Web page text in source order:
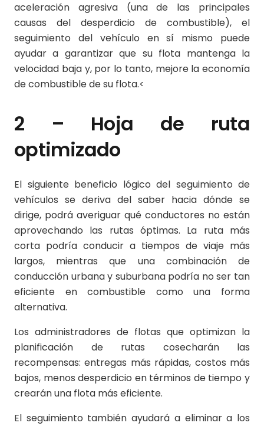
aceleración agresiva (una de las principales
causas del desperdicio de combustible), el
seguimiento del vehículo en sí mismo puede
ayudar a garantizar que su flota mantenga la
velocidad baja y, por lo tanto, mejore la economía
de combustible de su flota.<
2 – Hoja de ruta
optimizado
El siguiente beneficio lógico del seguimiento de
vehículos se deriva del saber hacia dónde se
dirige, podrá averiguar qué conductores no están
aprovechando las rutas óptimas. La ruta más
corta podría conducir a tiempos de viaje más
largos, mientras que una combinación de
conducción urbana y suburbana podría no ser tan
eficiente en combustible como una forma
alternativa.
Los administradores de flotas que optimizan la
planificación de rutas cosecharán las
recompensas: entregas más rápidas, costos más
bajos, menos desperdicio en términos de tiempo y
crearán una flota más eficiente.
El seguimiento también ayudará a eliminar a los